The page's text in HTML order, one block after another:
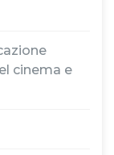
cinema e